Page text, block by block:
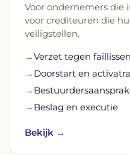
Voor ondernemers die
voor crediteuren die
veiligstellen.
→Verzet tegen
→ Doorstart en
→
→ Beslag en executie
Bekijk →